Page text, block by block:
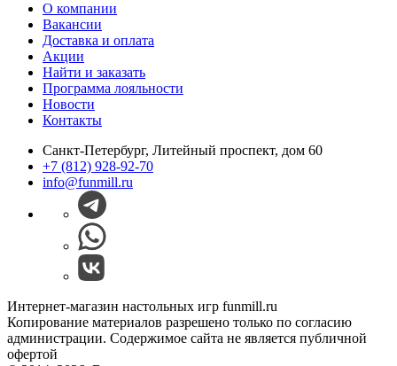
О компании
Вакансии
Доставка и оплата
Акции
Найти и заказать
Программа лояльности
Новости
Контакты
Санкт-Петербург, Литейный проспект, дом 60
+7 (812) 928-92-70
info@funmill.ru
Интернет-магазин настольных игр funmill.ru
Копирование материалов разрешено только по согласию
администрации. Содержимое сайта не является публичной
офертой